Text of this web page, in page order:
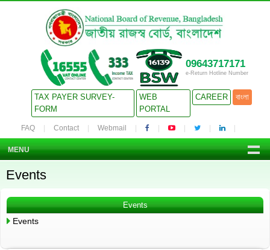
09643717171
e-Return Hotline Number
TAX PAYER SURVEY-
FORM
WEB
PORTAL
CAREER বাংলা
FAQ Contact Webmail
MENU
Events
Events
Events